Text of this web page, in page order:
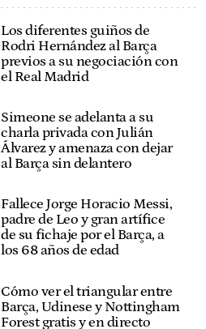
Los diferentes guiños de
Rodri Hernández al Barça
previos a su negociación con
el Real Madrid
Simeone se adelanta a su
charla privada con Julián
Álvarez y amenaza con dejar
al Barça sin delantero
Fallece Jorge Horacio Messi,
padre de Leo y gran artífice
de su fichaje por el Barça, a
los 68 años de edad
Cómo ver el triangular entre
Barça, Udinese y Nottingham
Forest gratis y en directo